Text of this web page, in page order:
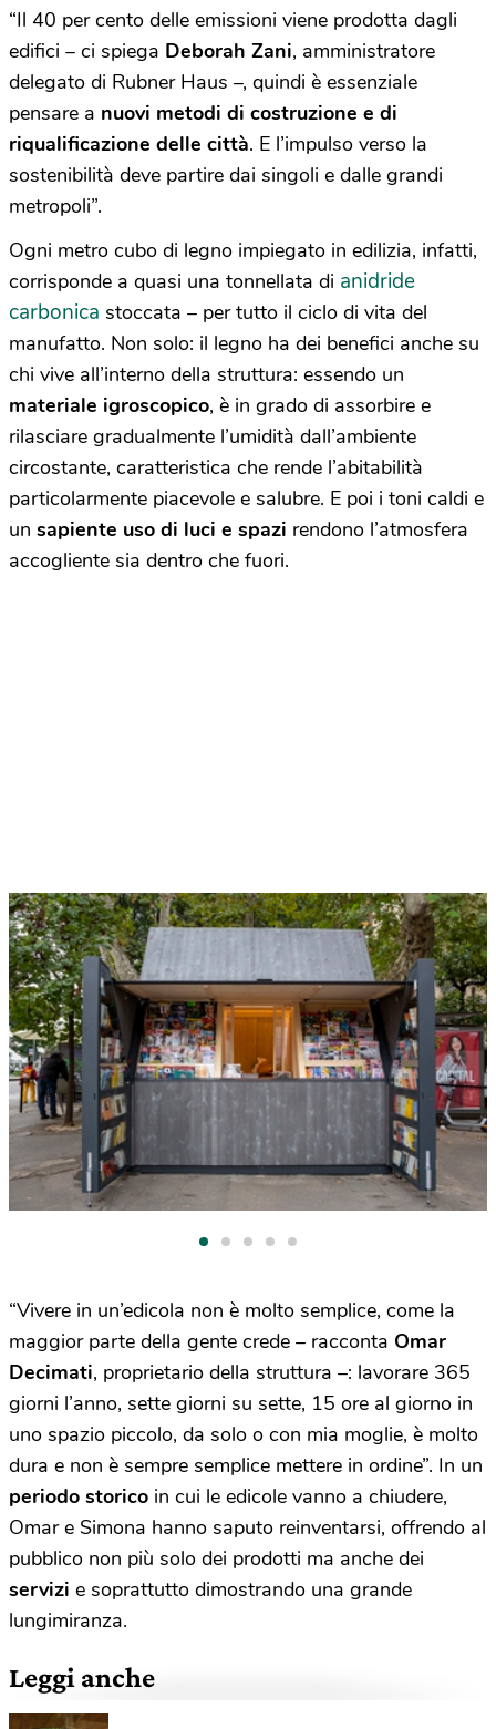
“Il 40 per cento delle emissioni viene prodotta dagli
edifici – ci spiega Deborah Zani, amministratore
delegato di Rubner Haus –, quindi è essenziale
pensare a nuovi metodi di costruzione e di
riqualificazione delle città. E l’impulso verso la
sostenibilità deve partire dai singoli e dalle grandi
metropoli”.
Ogni metro cubo di legno impiegato in edilizia, infatti,
corrisponde a quasi una tonnellata di anidride
carbonica stoccata – per tutto il ciclo di vita del
manufatto. Non solo: il legno ha dei benefici anche su
chi vive all’interno della struttura: essendo un
materiale igroscopico, è in grado di assorbire e
rilasciare gradualmente l’umidità dall’ambiente
circostante, caratteristica che rende l’abitabilità
particolarmente piacevole e salubre. E poi i toni caldi e
un sapiente uso di luci e spazi rendono l’atmosfera
accogliente sia dentro che fuori.
“Vivere in un’edicola non è molto semplice, come la
maggior parte della gente crede – racconta Omar
Decimati, proprietario della struttura –: lavorare 365
giorni l’anno, sette giorni su sette, 15 ore al giorno in
uno spazio piccolo, da solo o con mia moglie, è molto
dura e non è sempre semplice mettere in ordine”. In un
periodo storico in cui le edicole vanno a chiudere,
Omar e Simona hanno saputo reinventarsi, offrendo al
pubblico non più solo dei prodotti ma anche dei
servizi e soprattutto dimostrando una grande
lungimiranza.
Leggi anche